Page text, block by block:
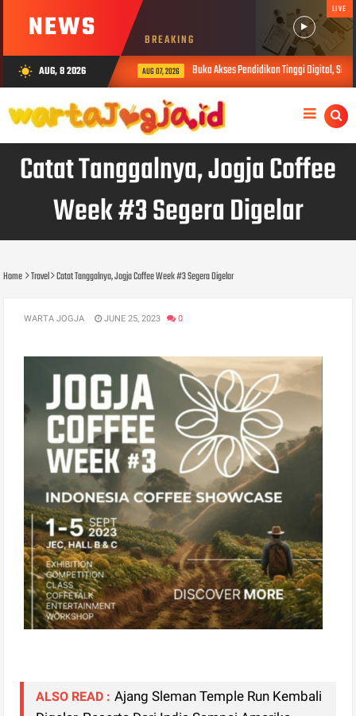
NEWS BREAKING
LIVE
wb_sunny AUG, 8 2026 AUG 07, 2026 Buka Akses Pendidikan Tinggi Digital,
Catat Tanggalnya, Jogja Coffee
Week #3 Segera Digelar
Home Travel Catat Tanggalnya, Jogja Coffee Week #3 Segera Digelar
WARTA JOGJA JUNE 25, 2023 0
ALSO READ : Ajang Sleman Temple Run Kembali